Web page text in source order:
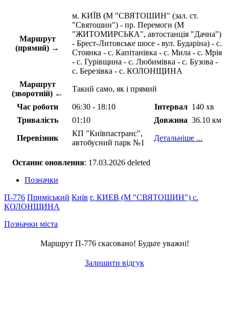
Маршрут
(прямий) →
м. КИЇВ (М "СВЯТОШИН" (зал. ст.
"Святошин") - пр. Перемоги (М
"ЖИТОМИРСЬКА", автостанція "Дачна")
- Брест-Литовське шосе - вул. Бударіна) - с.
Стоянка - с. Капітанівка - с. Мила - с. Мрія
- с. Гурівщина - с. Любимівка - с. Бузова -
с. Березівка - с. КОЛОНЩИНА
Маршрут
(зворотній) ←
Такий само, як і прямий
Час роботи 06:30 - 18:10 Інтервал 140 хв
Тривалість
01:10 Довжина 36.10 км
Перевізник
КП "Київпастранс",
автобусний парк №1
Детальніше ...
Останнє оновлення: 17.03.2026 deleted
Позначки
П-776 Приміський Київ г. КИЕВ (М "СВЯТОШИН") с.
КОЛОНЩИНА
Позначки міста
Маршрут П-776 скасовано! Будьте уважні!
Залишити відгук